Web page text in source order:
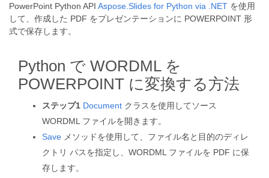
PowerPoint Python API Aspose.Slides for Python via .NET を使用
して、作成した PDF をプレゼンテーションに POWERPOINT 形
式で保存します。
Python で WORDML を
POWERPOINT に変換する方法
ステップ1 Document クラスを使用してソース
WORDML ファイルを開きます。
Save メソッドを使用して、ファイル名と目的のディレ
クトリ パスを指定し、WORDML ファイルを PDF に保
存します。